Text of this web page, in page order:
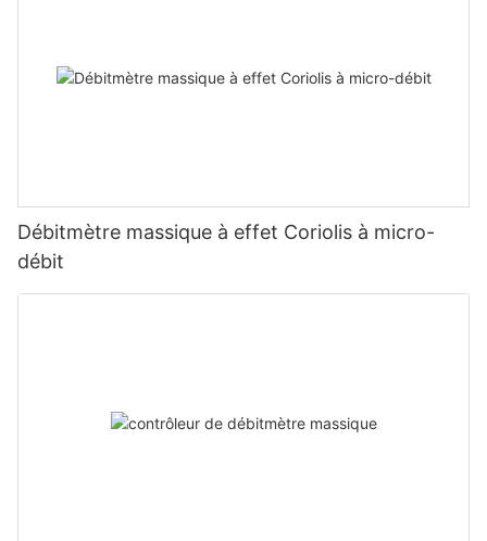
Débitmètre massique à effet Coriolis à micro-
débit